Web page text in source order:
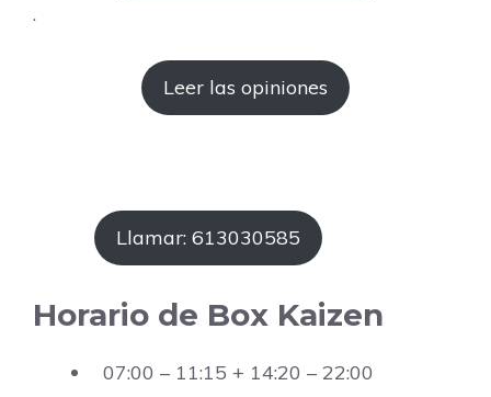
.
Leer las opiniones
Llamar: 613030585
Horario de Box Kaizen
07:00 – 11:15 + 14:20 – 22:00